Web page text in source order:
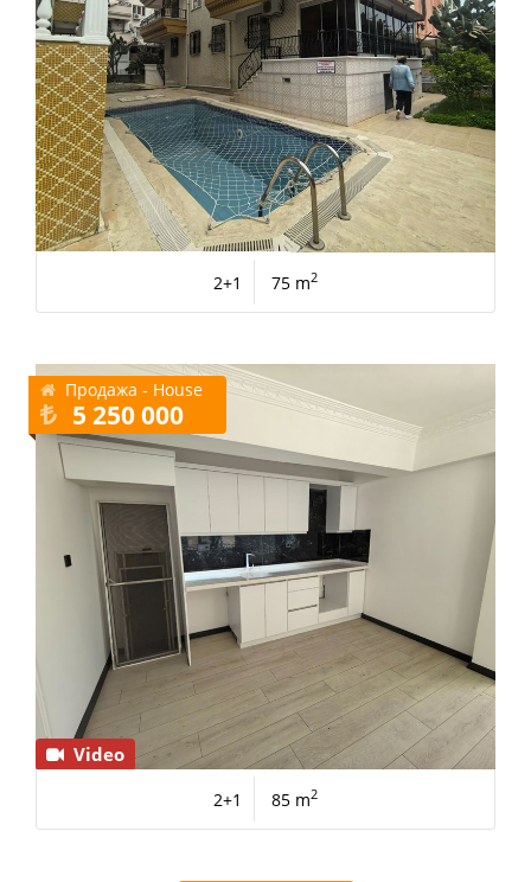
2+1 75 m2
Video
Продажа - House
5 250 000
2+1 85 m2